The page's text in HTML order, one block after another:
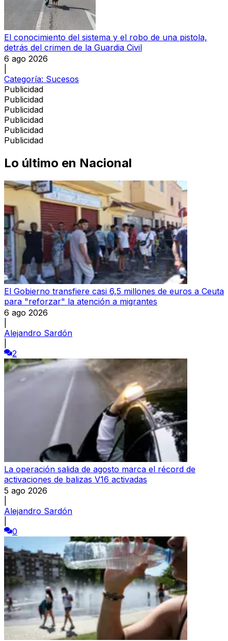
El conocimiento del sistema y el robo de una pistola,
detrás del crimen de la Guardia Civil
6 ago 2026
Categoría: Sucesos
Publicidad
Publicidad
Publicidad
Publicidad
Publicidad
Publicidad
Lo último en Nacional
El Gobierno transfiere casi 6,5 millones de euros a Ceuta
para "reforzar" la atención a migrantes
6 ago 2026
Alejandro Sardón
2
La operación salida de agosto marca el récord de
activaciones de balizas V16 activadas
5 ago 2026
Alejandro Sardón
0